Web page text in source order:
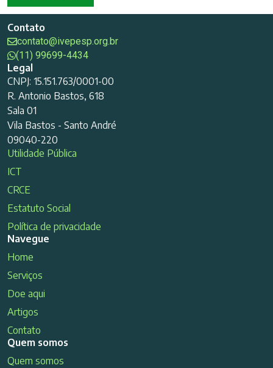
Contato
contato@ivepesp.org.br
(11) 99699-4434
Legal
CNPJ: 15.151.763/0001-00
R. Antonio Bastos, 618
Sala 01
Vila Bastos - Santo André
09040-220
Utilidade Pública
ICT
CRCE
Estatuto Social
Política de privacidade
Navegue
Home
Serviços
Doe aqui
Artigos
Contato
Quem somos
Quem somos